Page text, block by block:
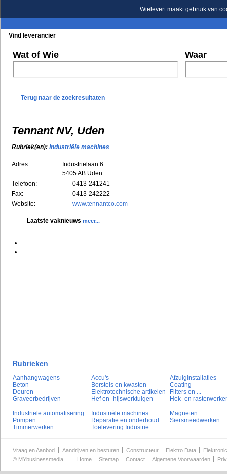
Wielevert maakt gebruik van
Vind leverancier
Wat of Wie Waar
Terug naar de zoekresultaten
Tennant NV, Uden
Rubriek(en): Industriële machines
Adres:
Industrielaan 6
5405 AB Uden
Telefoon:
0413-241241
Fax:
0413-242222
Website:
www.tennantco.com
Laatste vaknieuws meer...
Rubrieken
Aanhangwagens Accu's
Afzuiginstallaties
Beton
Borstels en kwasten
Coating
Deuren
Elektrotechnische artikelen
Filters en ...
Graveerbedrijven
Hef en -hijswerktuigen
Hek- en
Industriële automatisering
Industriële machines
Magneten
Pompen
Reparatie en onderhoud
Siersmeedwerken
Timmerwerken
Toelevering Industrie
Vraag en Aanbod Aandrijven en besturen Constructeur Elektro Data
© MYbusinessmedia Home Sitemap Contact Algemene Voorwaarden